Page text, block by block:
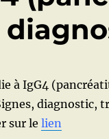
à IgG4
diagnostic,
sur le lien